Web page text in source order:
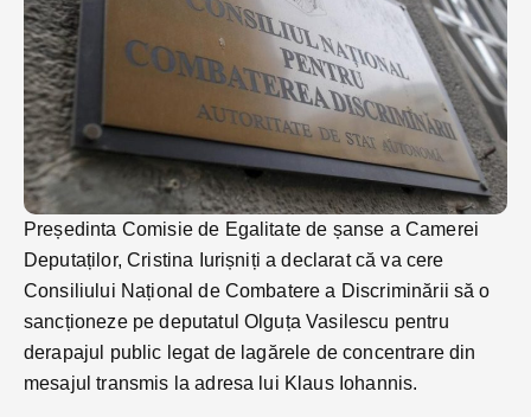
Președinta Comisie de Egalitate de șanse a Camerei
Deputaților, Cristina Iurișniți a declarat că va cere
Consiliului Național de Combatere a Discriminării să o
sancționeze pe deputatul Olguța Vasilescu pentru
derapajul public legat de lagărele de concentrare din
mesajul transmis la adresa lui Klaus Iohannis.